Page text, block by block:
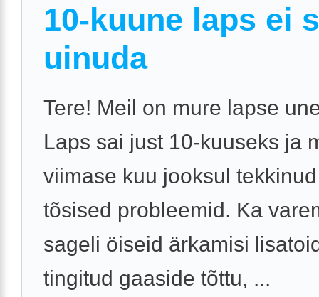
10-kuune laps ei
uinuda
Tere! Meil on mure lapse
Laps sai just 10-kuuseks ja
viimase kuu jooksul
tõsised probleemid. Ka
sageli öiseid ärkamisi
tingitud gaaside tõttu, ...